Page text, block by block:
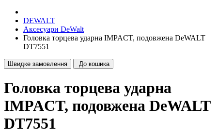
DEWALT
Аксесуари DeWalt
Головка торцева ударна IMPACT, подовжена DeWALT
DT7551
Швидке замовлення До кошика
Головка торцева ударна
IMPACT, подовжена DeWALT
DT7551